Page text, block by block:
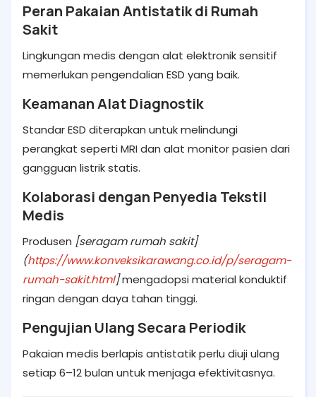
Peran Pakaian Antistatik di Rumah
Sakit
Lingkungan medis dengan alat elektronik sensitif
memerlukan pengendalian ESD yang baik.
Keamanan Alat Diagnostik
Standar ESD diterapkan untuk melindungi
perangkat seperti MRI dan alat monitor pasien dari
gangguan listrik statis.
Kolaborasi dengan Penyedia Tekstil
Medis
Produsen [seragam rumah sakit]
(https://www.konveksikarawang.co.id/p/seragam-
rumah-sakit.html]mengadopsi material konduktif
ringan dengan daya tahan tinggi.
Pengujian Ulang Secara Periodik
Pakaian medis berlapis antistatik perlu diuji ulang
setiap 6–12 bulan untuk menjaga efektivitasnya.